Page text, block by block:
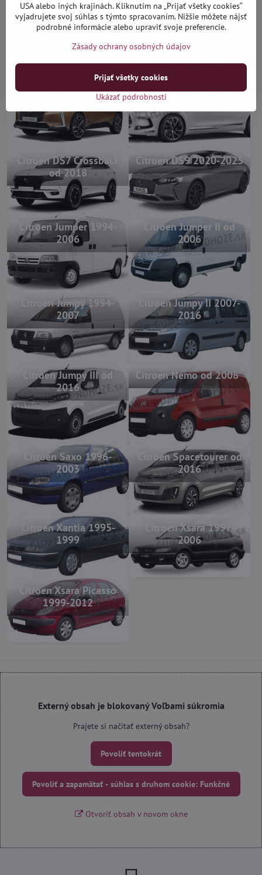
Citroen DS3 Crossback
Citroen DS4 2011-2018
Citroen DS4 II od 2021 Citroen DS5 2011-2018
Citroen DS7 Crossback
od 2018
Citroen DS9 2020-2025
Citroen Jumper 1994-
2006
Citroen Jumper II od
2006
Citroen Jumpy 1994-
2007
Citroen Jumpy II 2007-
2016
Citroen Jumpy III od
2016
Citroen Nemo od 2008
Citroen Saxo 1996-
2003
Citroen Spacetourer od
2016
Citroen Xantia 1995-
1999
Citroen Xsara 1997-
2006
Citroen Xsara Picasso
1999-2012
Externý obsah je blokovaný Voľbami súkromia
Prajete si načítať externý obsah?
Povoliť tentokrát
Povoliť a zapamätať - súhlas s druhom cookie: Funkčné
Otvoriť obsah v novom okne
USA alebo iných krajinách. Kliknutím na „Prijať všetky cookies“
vyjadrujete svoj súhlas s týmto spracovaním. Nižšie môžete nájsť
podrobné informácie alebo upraviť svoje preferencie.
Zásady ochrany osobných údajov
Ukázať podrobnosti
Prijať všetky cookies